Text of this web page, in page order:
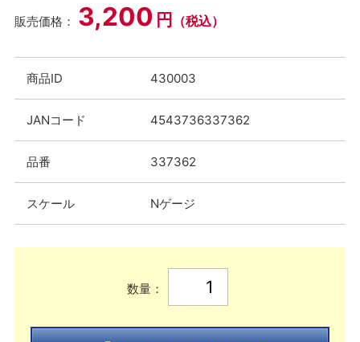
販売価格： 3,200 円 （税込）
商品ID 430003
JANコード 4543736337362
品番 337362
スケール Nゲージ
数量：